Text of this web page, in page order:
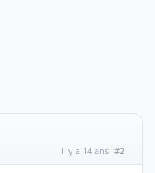
il y a 14 ans #2